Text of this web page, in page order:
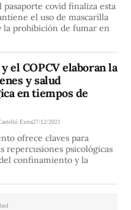
covid finaliza esta
el uso de mascarilla
prohibición de fumar en
el COPCV elaboran la
y salud
en tiempos de
Extra27/12/2021
ofrece claves para
repercusiones psicológicas
confinamiento y la